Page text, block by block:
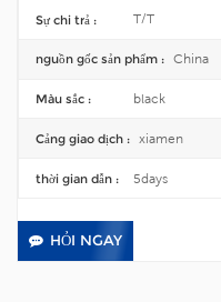
Sự chi trả : T/T
nguồn gốc sản phẩm : China
Màu sắc : black
Cảng giao dịch : xiamen
thời gian dẫn : 5days
HỎI NGAY